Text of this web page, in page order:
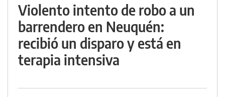
Violento intento de robo a un
barrendero en Neuquén:
recibió un disparo y está en
terapia intensiva